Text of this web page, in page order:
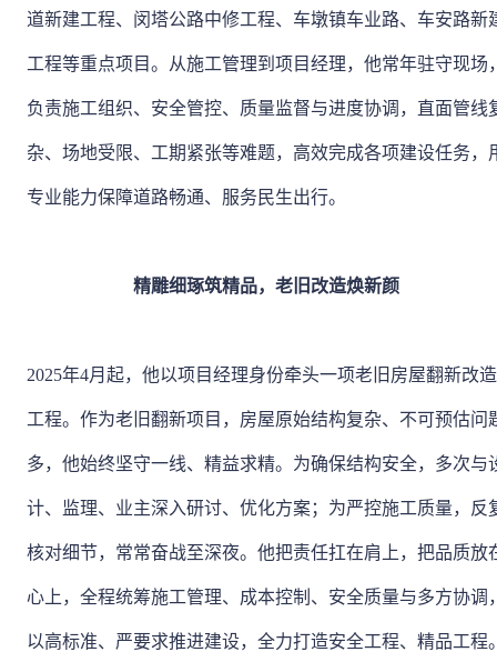
道新建工程、闵塔公路中修工程、车墩镇车业路、车安路新
工程等重点项目。从施工管理到项目经理，他常年驻守现场
负责施工组织、安全管控、质量监督与进度协调，直面管线
杂、场地受限、工期紧张等难题，高效完成各项建设任务，
专业能力保障道路畅通、服务民生出行。
精雕细琢筑精品，老旧改造焕新颜
2025年4月起，他以项目经理身份牵头一项老旧房屋翻新改造
工程。作为老旧翻新项目，房屋原始结构复杂、不可预估问
多，他始终坚守一线、精益求精。为确保结构安全，多次与
计、监理、业主深入研讨、优化方案；为严控施工质量，反
核对细节，常常奋战至深夜。他把责任扛在肩上，把品质放
心上，全程统筹施工管理、成本控制、安全质量与多方协调
以高标准、严要求推进建设，全力打造安全工程、精品工程